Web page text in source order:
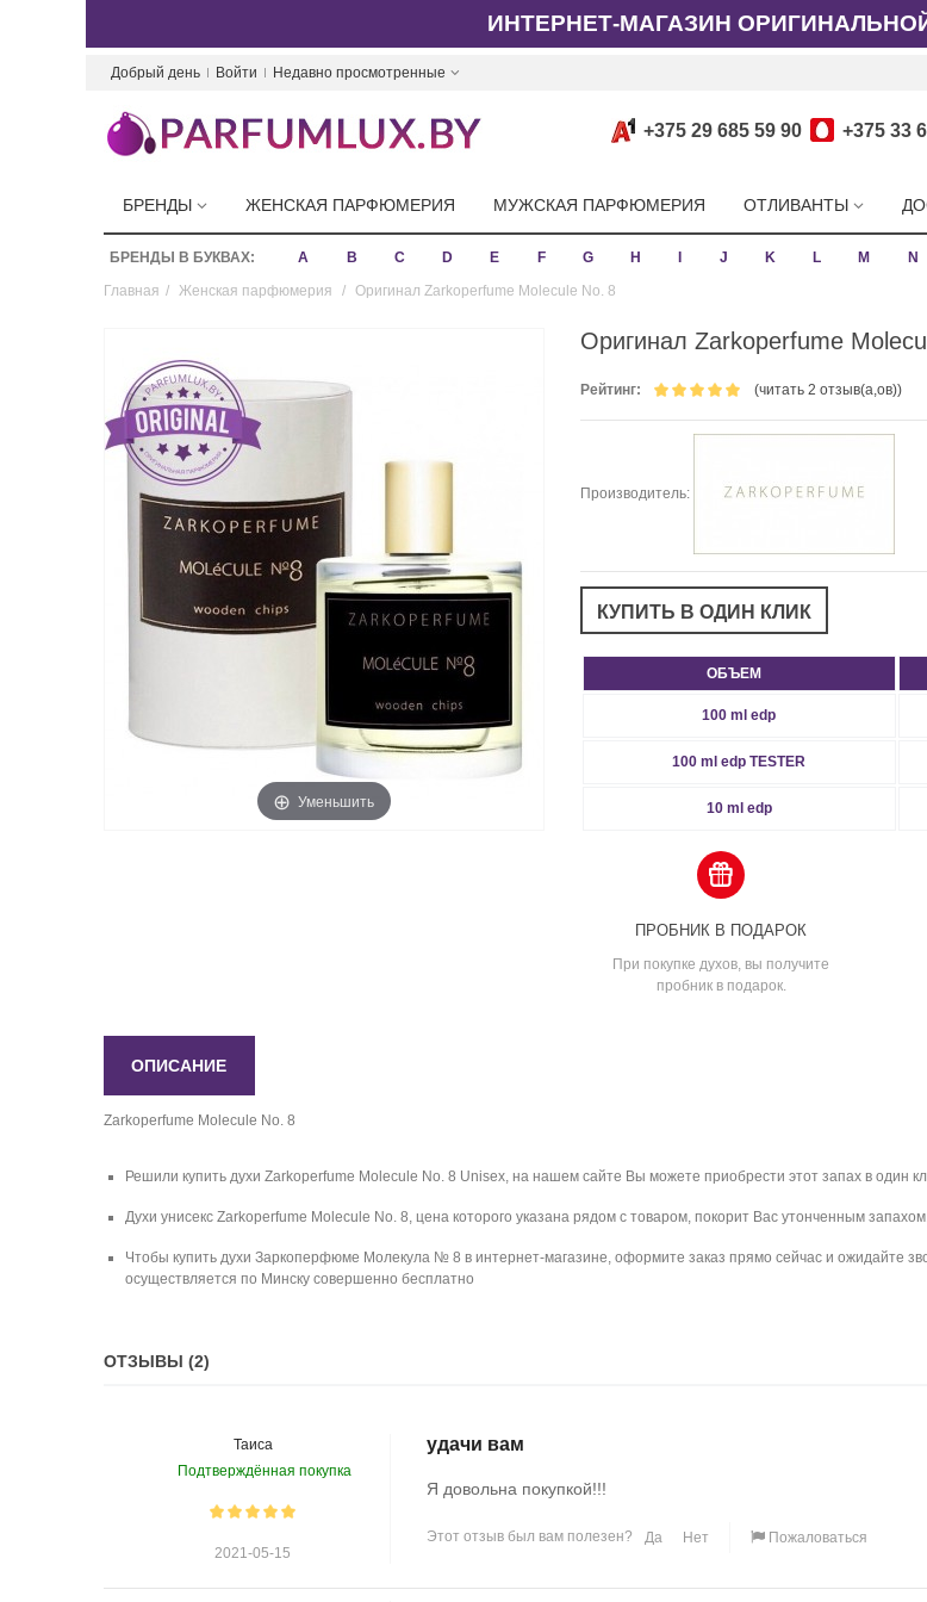
ИНТЕРНЕТ-МАГАЗИН
Добрый день Войти Недавно просмотренные
+375 29 685 59 90 +375 33
БРЕНДЫ ЖЕНСКАЯ ПАРФЮМЕРИЯ МУЖСКАЯ ПАРФЮМЕРИЯ ОТЛИВАНТЫ
БРЕНДЫ В БУКВАХ: A B C D E F G H J K L M N
Главная / Женская парфюмерия / Оригинал Zarkoperfume Molecule No. 8
Уменьшить
Оригинал Zarkoperfume
Рейтинг: (читать 2 отзыв(а,ов))
Производитель:
ОБЪЕМ
100 ml edp
100 ml edp TESTER
10 ml edp
ПРОБНИК В ПОДАРОК
При покупке духов, вы получите
пробник в подарок.
ОПИСАНИЕ
Zarkoperfume Molecule No. 8
Решили купить духи Zarkoperfume Molecule No. 8 Unisex, на нашем сайте Вы можете приобрести этот запах в один
Духи унисекс Zarkoperfume Molecule No. 8, цена которого указана рядом с товаром, покорит Вас утонченным
Чтобы купить духи Заркоперфюме Молекула № 8 в интернет-магазине, оформите заказ прямо сейчас и ожидайте
осуществляется по Минску совершенно бесплатно
ОТЗЫВЫ (2)
Таиса
Подтверждённая покупка
2021-05-15
удачи вам
Я довольна покупкой!!!
Этот отзыв был вам полезен? Да Нет Пожаловаться